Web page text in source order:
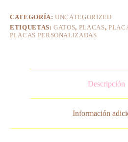
CATEGORÍA:UNCATEGORIZED
ETIQUETAS:GATOS, PLACAS,
PLACAS PERSONALIZADAS
Descripción
Información